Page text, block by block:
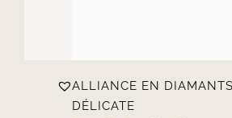
ALLIANCE EN DIAMANTS
DÉLICATE